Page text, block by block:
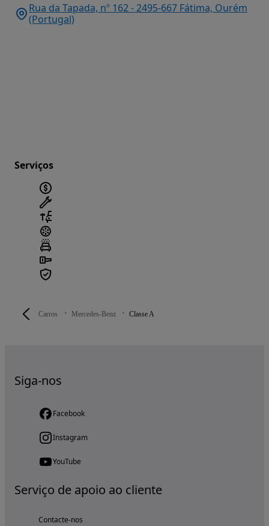
Carros Mercedes-Benz Classe A
Rua da Tapada, nº 162 - 2495-667 Fátima, Ourém
(Portugal)
Serviços
Siga-nos
Facebook
Instagram
YouTube
Serviço de apoio ao cliente
Contacte-nos